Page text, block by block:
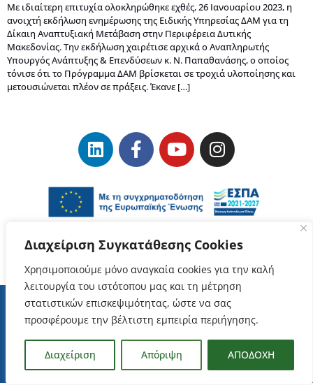
Διαχείριση Συγκατάθεσης Cookies
Χρησιμοποιούμε μόνο αναγκαία cookies για την καλή
λειτουργία του ιστότοπου μας και τη μέτρηση
στατιστικών επισκεψιμότητας, ώστε να σας
προσφέρουμε την βέλτιστη εμπειρία περιήγησης.
Διαχείριση Απόριψη ΑΠΟΔΟΧΗ
Με ιδιαίτερη επιτυχία ολοκληρώθηκε εχθές, 26 Ιανουαρίου 2023, η
ανοιχτή εκδήλωση ενημέρωσης της Ειδικής Υπηρεσίας ΔΑΜ για τη
Δίκαιη Αναπτυξιακή Μετάβαση στην Περιφέρεια Δυτικής
Μακεδονίας. Την εκδήλωση χαιρέτισε αρχικά ο Aναπληρωτής
Υπουργός Ανάπτυξης & Επενδύσεων κ. Ν. Παπαθανάσης, ο οποίος
τόνισε ότι το Πρόγραμμα ΔΑΜ βρίσκεται σε τροχιά υλοποίησης και
μετουσιώνεται πλέον σε πράξεις. Έκανε […]
Όροι Χρήσης –
Προστασία Δεδομένων Προσωπικού Χαρακτήρα
ΕΥΔΑΜ Copyrights © 2023